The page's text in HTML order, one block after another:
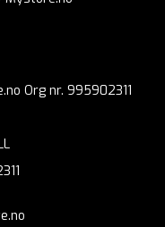
Org nr. 995902311